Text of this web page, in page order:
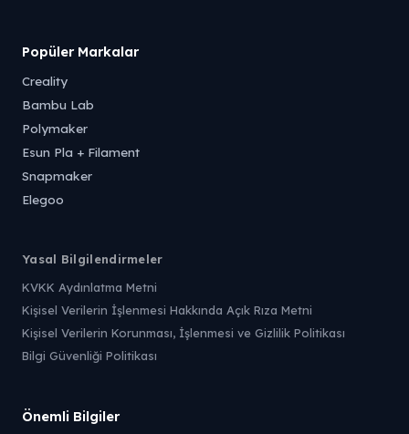
Popüler Markalar
Creality
Bambu Lab
Polymaker
Esun Pla + Filament
Snapmaker
Elegoo
Yasal Bilgilendirmeler
KVKK Aydınlatma Metni
Kişisel Verilerin İşlenmesi Hakkında Açık Rıza Metni
Kişisel Verilerin Korunması, İşlenmesi ve Gizlilik Politikası
Bilgi Güvenliği Politikası
Önemli Bilgiler